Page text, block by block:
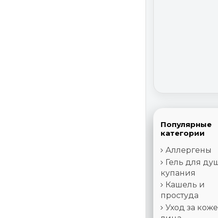
Популярные
категории
Аллергены
Гель для
купания
Кашель и
простуда
Уход за